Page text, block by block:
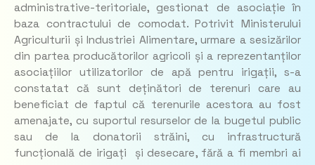
administrative-teritoriale, gestionat de asociație în
baza contractului de comodat. Potrivit Ministerului
Agriculturii și Industriei Alimentare, urmare a sesizărilor
din partea producătorilor agricoli și a reprezentanților
asociațiilor utilizatorilor de apă pentru irigații, s-a
constatat că sunt deținători de terenuri care au
beneficiat de faptul că terenurile acestora au fost
amenajate, cu suportul resurselor de la bugetul public
sau de la donatorii străini, cu infrastructură
funcțională de irigați și desecare, fără a fi membri ai